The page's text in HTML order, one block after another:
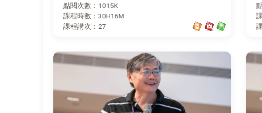
點閱次數：1015K
課程時數：30H16M
課程講次：27